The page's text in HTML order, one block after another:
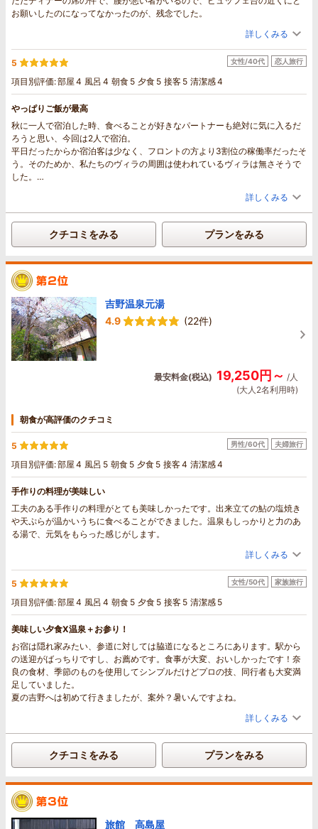
お願いしたのになってなかったのが、残念でした。
詳しくみる
5
項目別評価:部屋 4 風呂 4 朝食 5 夕食 5 接客 5 清潔感4
女性/40代 恋人旅行
やっぱりご飯が最高
秋に一人で宿泊した時、食べることが好きなパートナーも絶対に気に入るだ
ろうと思い、今回は2人で宿泊。
平日だったからか宿泊客は少なく、フロントの方より3割位の稼働率だったそ
う。そのためか、私たちのヴィラの周囲は使われているヴィラは無さそうで
した。
か、壁紙も経年劣化位で、相変わらず綺麗な建物で清潔感がありました。し
かし所々に本当に少ないですが髪の毛があったりデッキへの出入り口が少し
汚かったり。ヴィラ1棟ずつの掃除なんて毎回大変だと思いますが、他が綺麗
なだけに目についてしまいました。
盛り付けや補充はどうなんだろう？と少し心配。ビュッフェは取りに行くの
が面倒と言うパートナーを説得しての宿泊でしたので、これで貧相だったら
次の旅行まで文句言われそうだなぁ、とドキドキしながら食事会場に入った
所、全然問題ない素晴らしいビュッフェの盛り付けや種類でした。
普通宿泊客が少ないとビュッフェは少なく見映えがしない盛り付けもあった
りしますが、ブランシェットさんは相変わらずオーベルジュホテルとうたう
だけあってしっかりビュッフェ盛り付けされてましたし、補充もこまめにさ
れていました。料理だけでなく、飲み物もボトルが少なくなると新しい物が
出されたり。食いしん坊パートナーも、ここのビュッフェなら全然問題なく
取りに行くのも楽しみになるからまた来たい。と言うほど気に入ったようで
す。食事時間は90分だと1人の時短く感じたので120分プランにしましたが大
ほか時間がかかり、食べ物を取る時間が長くなっていたので、次回も120分
プランで予約します。
部屋の温泉にも入り放題、美味しい食べ物も飲み物も堪能し放題、サービス
また伺った際はよろしくお願いします。
詳しくみる
クチコミをみる プランをみる
吉野温泉元湯
4.9
(22件)
最安料金(税込) 19,250円～ /人
(大人2名利用時)
朝食が高評価のクチコミ
5
項目別評価:部屋 4 風呂 5 朝食 5 夕食 5 接客4 清潔感4
男性/60代 夫婦旅行
手作りの料理が美味しい
工夫のある手作りの料理がとても美味しかったです。出来立ての鮎の塩焼き
や天ぷらが温かいうちに食べることができました。温泉もしっかりと力のあ
る湯で、元気をもらった感じがします。
詳しくみる
5
項目別評価:部屋 4 風呂 4 朝食 5 夕食 5 接客 5 清潔感 5
女性/50代 家族旅行
美味しい夕食X温泉＋お参り！
お宿は隠れ家みたい、参道に対しては脇道になるところにあります。駅から
の送迎がばっちりですし、お薦めです。食事が大変、おいしかったです！奈
良の食材、季節のものを使用してシンプルだけどプロの技、同行者も大変満
足していました。
夏の吉野へは初めて行きましたが、案外？暑いんですよね。
詳しくみる
クチコミをみる プランをみる
旅館 高島屋